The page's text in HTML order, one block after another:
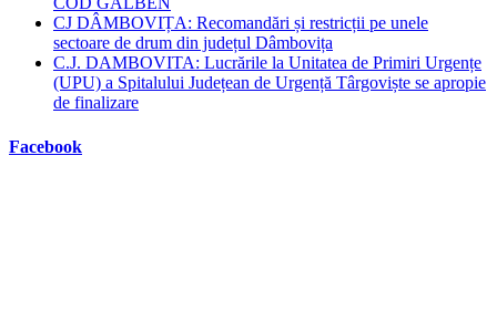
CJ DÂMBOVIȚA: Recomandări și restricții pe unele
sectoare de drum din județul Dâmbovița
C.J. DAMBOVITA: Lucrările la Unitatea de Primiri Urgențe
(UPU) a Spitalului Județean de Urgență Târgoviște se apropie
de finalizare
Facebook